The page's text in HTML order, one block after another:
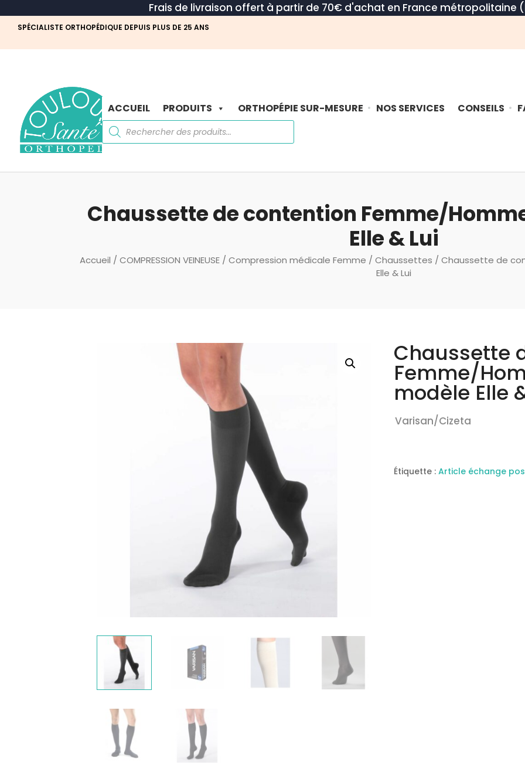
Frais de livraison offert à partir de 70€ d'achat en France métropolitaine
SPÉCIALISTE ORTHOPÉDIQUE DEPUIS PLUS DE 25 ANS
ACCUEIL PRODUITS ORTHOPÉPIE SUR-MESURE NOS SERVICES CONSEILS
Recherche
de
produits
Chaussette de contention Femme/
Elle & Lui
Accueil / COMPRESSION VEINEUSE / Compression médicale Femme / Chaussettes / Chaussette de
Elle & Lui
Chaussette
Femme/
modèle Elle
Varisan/Cizeta
Étiquette : Article échange